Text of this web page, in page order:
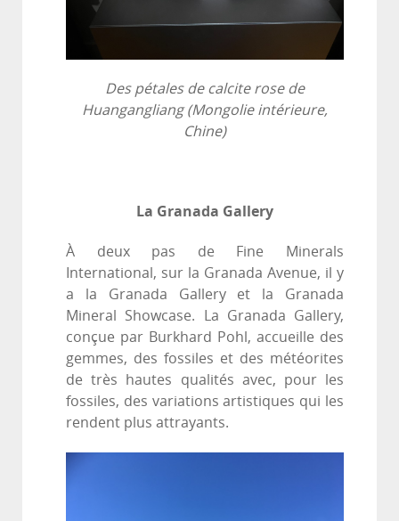
Des pétales de calcite rose de
Huangangliang (Mongolie intérieure,
Chine)
La Granada Gallery
À deux pas de Fine Minerals
International, sur la Granada Avenue, il y
a la Granada Gallery et la Granada
Mineral Showcase. La Granada Gallery,
conçue par Burkhard Pohl, accueille des
gemmes, des fossiles et des météorites
de très hautes qualités avec, pour les
fossiles, des variations artistiques qui les
rendent plus attrayants.